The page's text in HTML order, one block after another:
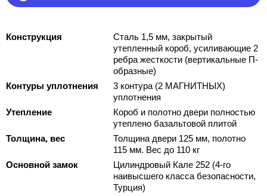
Конструкция
Сталь 1,5 мм, закрытый
утепленный короб, усиливающие 2
ребра жесткости (вертикальные П-
образные)
Контуры уплотнения
3 контура (2 МАГНИТНЫХ)
уплотнения
Утепление
Короб и полотно двери полностью
утеплено базальтовой плитой
Толщина, вес
Толщина двери 125 мм, полотно
115 мм. Вес до 110 кг
Основной замок
Цилиндровый Кале 252 (4-го
наивысшего класса безопасности,
Турция)